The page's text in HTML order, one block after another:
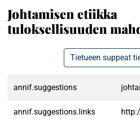
Johtamisen etiikka
tuloksellisuuden
Tietueen suppeat
annif.suggestions
annif.suggestions.links